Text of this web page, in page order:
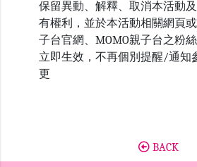
保留異動、解釋、取消本活動
有權利，並於本活動相關網頁
子台官網、MOMO親子台之粉
立即生效，不再個別提醒/通知
更
BACK